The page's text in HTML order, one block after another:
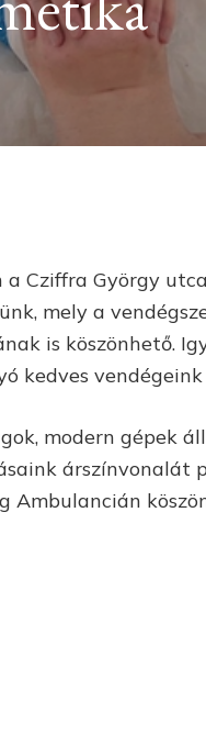
a Cziffra György
mely a
is köszönhető.
kedves vendégeink
modern gépek
árszínvonalát
Ambulancián